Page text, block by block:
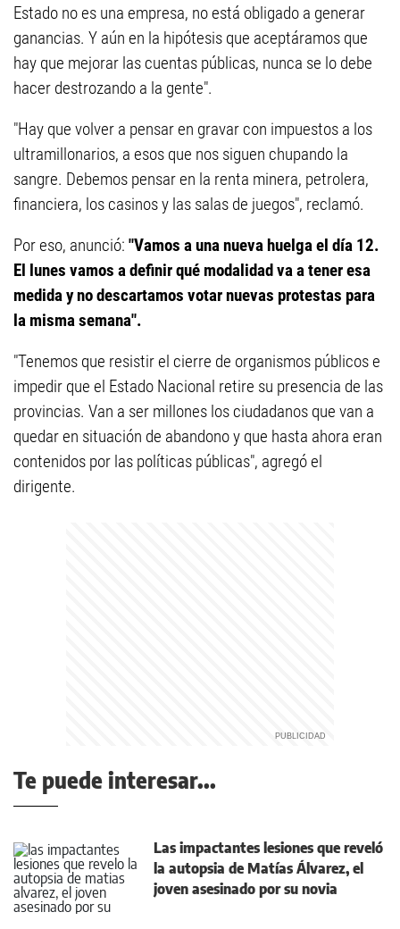
Estado no es una empresa, no está obligado a generar
ganancias. Y aún en la hipótesis que aceptáramos que
hay que mejorar las cuentas públicas, nunca se lo debe
hacer destrozando a la gente".
"Hay que volver a pensar en gravar con impuestos a los
ultramillonarios, a esos que nos siguen chupando la
sangre. Debemos pensar en la renta minera, petrolera,
financiera, los casinos y las salas de juegos", reclamó.
Por eso, anunció: "Vamos a una nueva huelga el día 12.
El lunes vamos a definir qué modalidad va a tener esa
medida y no descartamos votar nuevas protestas para
la misma semana".
"Tenemos que resistir el cierre de organismos públicos e
impedir que el Estado Nacional retire su presencia de las
provincias. Van a ser millones los ciudadanos que van a
quedar en situación de abandono y que hasta ahora eran
contenidos por las políticas públicas", agregó el
dirigente.
Te puede interesar...
Las impactantes lesiones que reveló
la autopsia de Matías Álvarez, el
joven asesinado por su novia